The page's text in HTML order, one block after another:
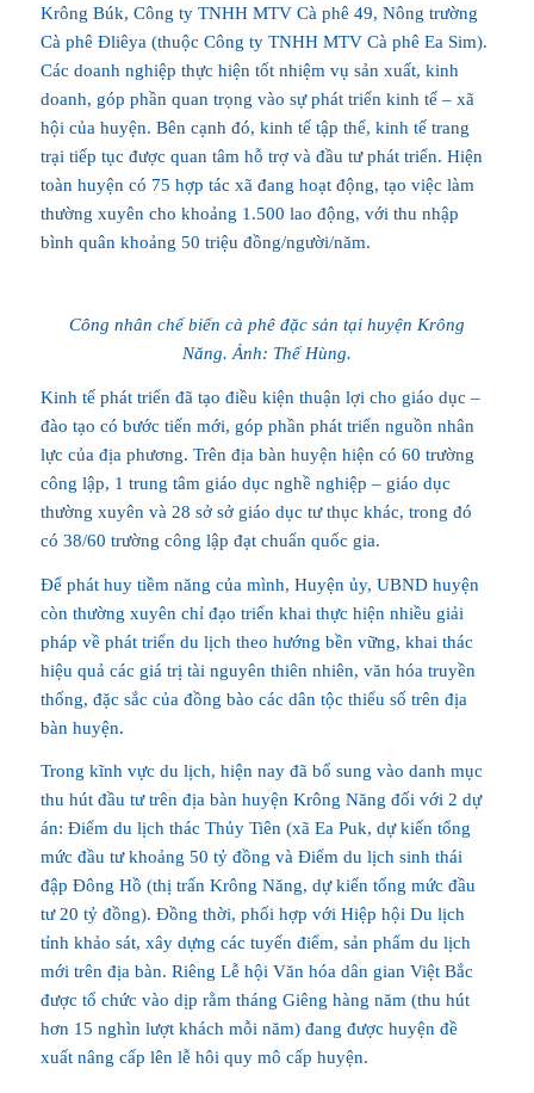
Krông Búk, Công ty TNHH MTV Cà phê 49, Nông trường
Cà phê Đliêya (thuộc Công ty TNHH MTV Cà phê Ea Sim).
Các doanh nghiệp thực hiện tốt nhiệm vụ sản xuất, kinh
doanh, góp phần quan trọng vào sự phát triển kinh tế – xã
hội của huyện. Bên cạnh đó, kinh tế tập thể, kinh tế trang
trại tiếp tục được quan tâm hỗ trợ và đầu tư phát triển. Hiện
toàn huyện có 75 hợp tác xã đang hoạt động, tạo việc làm
thường xuyên cho khoảng 1.500 lao động, với thu nhập
bình quân khoảng 50 triệu đồng/người/năm.
Công nhân chế biến cà phê đặc sản tại huyện Krông
Năng. Ảnh: Thế Hùng.
Kinh tế phát triển đã tạo điều kiện thuận lợi cho giáo dục –
đào tạo có bước tiến mới, góp phần phát triển nguồn nhân
lực của địa phương. Trên địa bàn huyện hiện có 60 trường
công lập, 1 trung tâm giáo dục nghề nghiệp – giáo dục
thường xuyên và 28 sở sở giáo dục tư thục khác, trong đó
có 38/60 trường công lập đạt chuẩn quốc gia.
Để phát huy tiềm năng của mình, Huyện ủy, UBND huyện
còn thường xuyên chỉ đạo triển khai thực hiện nhiều giải
pháp về phát triển du lịch theo hướng bền vững, khai thác
hiệu quả các giá trị tài nguyên thiên nhiên, văn hóa truyền
thống, đặc sắc của đồng bào các dân tộc thiểu số trên địa
bàn huyện.
Trong kĩnh vực du lịch, hiện nay đã bổ sung vào danh mục
thu hút đầu tư trên địa bàn huyện Krông Năng đối với 2 dự
án: Điểm du lịch thác Thủy Tiên (xã Ea Puk, dự kiến tổng
mức đầu tư khoảng 50 tỷ đồng và Điểm du lịch sinh thái
đập Đông Hồ (thị trấn Krông Năng, dự kiến tổng mức đầu
tư 20 tỷ đồng). Đồng thời, phối hợp với Hiệp hội Du lịch
tỉnh khảo sát, xây dựng các tuyến điểm, sản phẩm du lịch
mới trên địa bàn. Riêng Lễ hội Văn hóa dân gian Việt Bắc
được tổ chức vào dịp rằm tháng Giêng hàng năm (thu hút
hơn 15 nghìn lượt khách mỗi năm) đang được huyện đề
xuất nâng cấp lên lễ hôi quy mô cấp huyện.